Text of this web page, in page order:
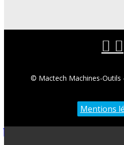
© Mactech Machines-Outils
Mentions